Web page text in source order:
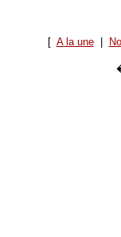
[ A la une|